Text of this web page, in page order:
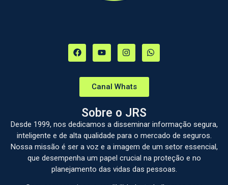
Canal Whats
Sobre o JRS
Desde 1999, nos dedicamos a disseminar informação segura,
inteligente e de alta qualidade para o mercado de seguros.
Nossa missão é ser a voz e a imagem de um setor essencial,
que desempenha um papel crucial na proteção e no
planejamento das vidas das pessoas.